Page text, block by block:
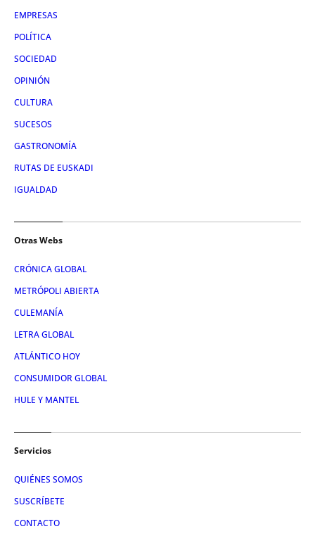
EMPRESAS
POLÍTICA
SOCIEDAD
OPINIÓN
CULTURA
SUCESOS
GASTRONOMÍA
RUTAS DE EUSKADI
IGUALDAD
Otras Webs
CRÓNICA GLOBAL
METRÓPOLI ABIERTA
CULEMANÍA
LETRA GLOBAL
ATLÁNTICO HOY
CONSUMIDOR GLOBAL
HULE Y MANTEL
Servicios
QUIÉNES SOMOS
SUSCRÍBETE
CONTACTO